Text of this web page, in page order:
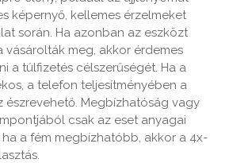
képernyő, kellemes érzelmeket
során. Ha azonban az eszközt
vásárolták meg, akkor érdemes
a túlfizetés célszerűségét. Ha a
a telefon teljesítményében a
észrevehető. Megbízhatóság vagy
csak az eset anyagai
a fém megbízhatóbb, akkor a 4x-